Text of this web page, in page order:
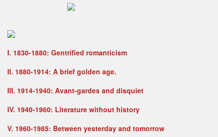
I. 1830-1880: Gentrified romanticism
II. 1880-1914: A brief golden age.
III. 1914-1940: Avant-gardes and disquiet
IV. 1940-1960: Literature without history
V. 1960-1985: Between yesterday and tomorrow